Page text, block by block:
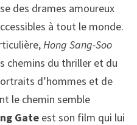
des drames amoureux
à tout le monde.
Hong Sang-Soo
chemins du thriller et du
d’hommes et de
le chemin semble
Gateest son film qui lui